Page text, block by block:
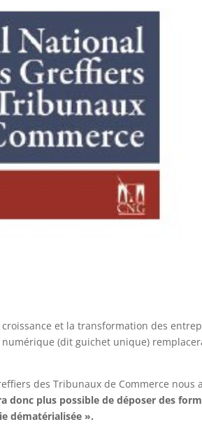
croissance et la transformation des
numérique (dit guichet unique)
des Tribunaux de Commerce nous a
donc plus possible de déposer des
dématérialisée ».